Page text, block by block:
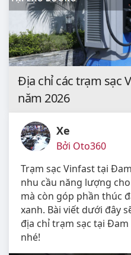
Địa chỉ các trạm sạc
năm 2026
Xe
Bởi Oto360
Trạm sạc Vinfast tại
nhu cầu năng lượng
mà còn góp phần thúc
xanh. Bài viết dưới đây
địa chỉ trạm sạc tại
nhé!